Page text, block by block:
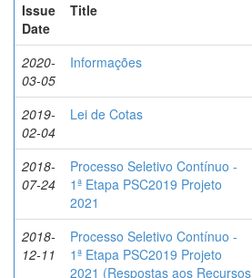
Issue
Date
Title
2020-
03-05
Informações
2019-
02-04
Lei de Cotas
2018-
07-24
Processo Seletivo Contínuo -
1ª Etapa PSC2019 Projeto
2021
2018-
12-11
Processo Seletivo Contínuo -
1ª Etapa PSC2019 Projeto
2021 (Respostas aos Recursos